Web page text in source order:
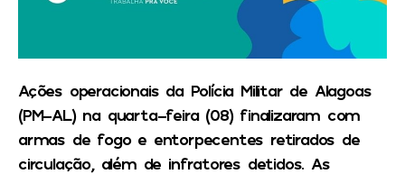
Ações operacionais da Polícia Militar de Alagoas
(PM-AL) na quarta-feira (08) finalizaram com
armas de fogo e entorpecentes retirados de
circulação, além de infratores detidos. As